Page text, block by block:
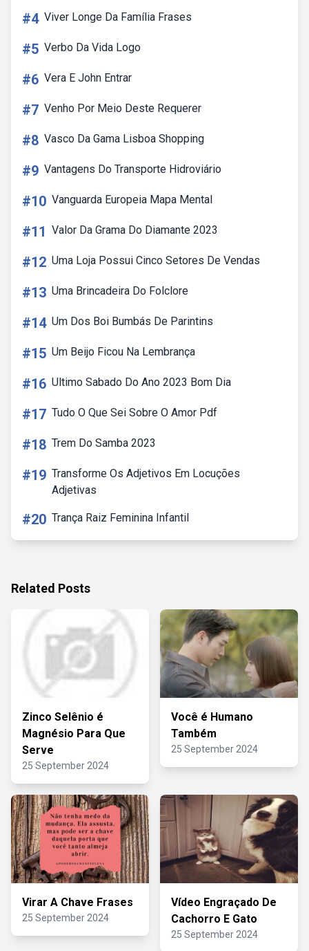
#4 Viver Longe Da Família Frases
#5 Verbo Da Vida Logo
#6 Vera E John Entrar
#7 Venho Por Meio Deste Requerer
#8 Vasco Da Gama Lisboa Shopping
#9 Vantagens Do Transporte Hidroviário
#10 Vanguarda Europeia Mapa Mental
#11 Valor Da Grama Do Diamante 2023
#12 Uma Loja Possui Cinco Setores De Vendas
#13 Uma Brincadeira Do Folclore
#14 Um Dos Boi Bumbás De Parintins
#15 Um Beijo Ficou Na Lembrança
#16 Ultimo Sabado Do Ano 2023 Bom Dia
#17 Tudo O Que Sei Sobre O Amor Pdf
#18 Trem Do Samba 2023
#19 Transforme Os Adjetivos Em Locuções
Adjetivas
#20 Trança Raiz Feminina Infantil
Related Posts
Zinco Selênio é
Magnésio Para Que
Serve
25 September 2024
Você é Humano
Também
25 September 2024
Virar A Chave Frases
25 September 2024
Vídeo Engraçado De
Cachorro E Gato
25 September 2024